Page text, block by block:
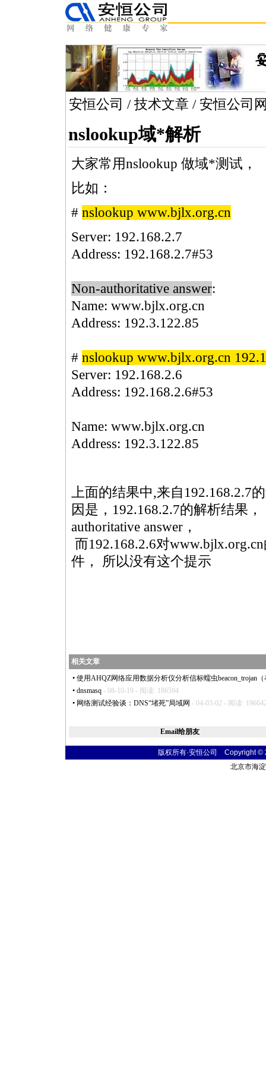
安恒公司 / 技术文章 / 安恒公司
nslookup域*解析
大家常用nslookup 做域*测试，
比如：
# nslookup www.bjlx.org.cn
Server: 192.168.2.7
Address: 192.168.2.7#53
Non-authoritative answer:
Name: www.bjlx.org.cn
Address: 192.3.122.85
# nslookup www.bjlx.org.cn
Server: 192.168.2.6
Address: 192.168.2.6#53
Name: www.bjlx.org.cn
Address: 192.3.122.85
上面的结果中,来自192.168.2.7
因是，192.168.2.7的解析结果
authoritative answer，
而192.168.2.6对
件， 所以没有这个提示
相关文章
• 使用AHQZ网络应用数据分析仪分析信标蠕虫beacon_trojan
• dnsmasq - 08-10-19 - 阅读: 186594
• 网络测试经验谈：DNS“堵死”局域网 - 04-03-02 - 阅读:
Email给朋友
版权所有·安恒公司 Copyright
北京市海